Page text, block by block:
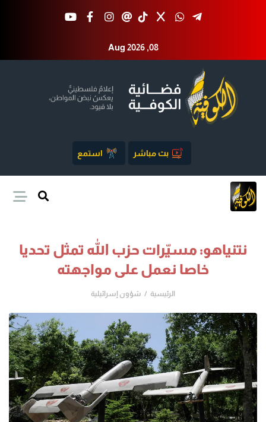
Aug 2026 ,08
بث مباشر استمع
نتنياهو: مسيّرات حزب الله تمثل تحديا
خاصا نعمل على مواجهته
الرئيسية شؤون إسرائيلية